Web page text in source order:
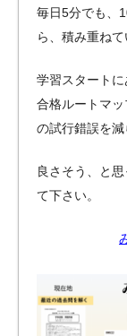
毎日5分でも、
ら、積み重ねて
学習スタート
合格ルートマ
の試行錯誤を減
良さそう、と
て下さい。